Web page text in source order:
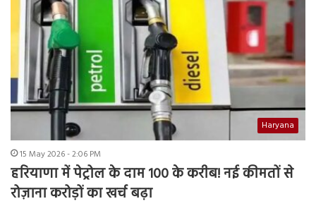
Haryana
15 May 2026 - 2:06 PM
हरियाणा में पेट्रोल के दाम 100 के करीब! नई कीमतों से
रोज़ाना करोड़ों का खर्च बढ़ा